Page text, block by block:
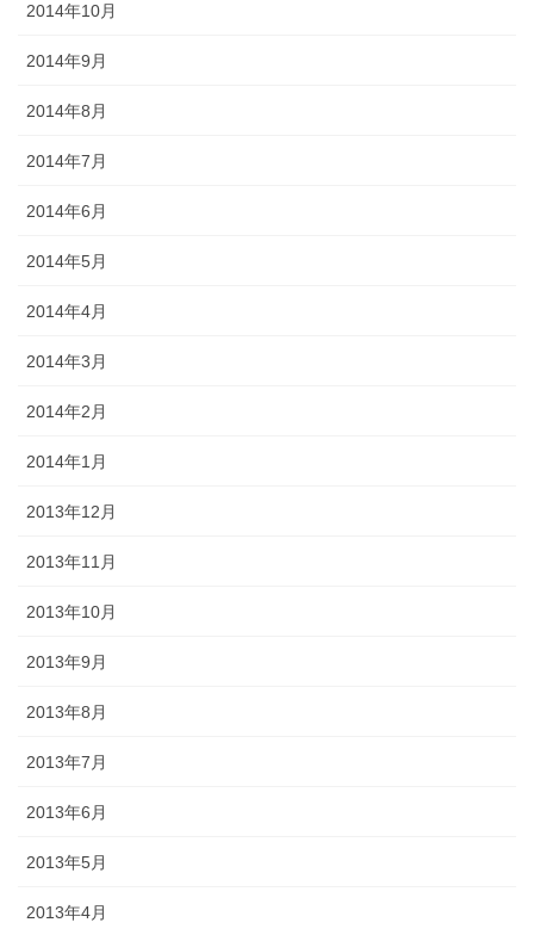
2014年10月
2014年9月
2014年8月
2014年7月
2014年6月
2014年5月
2014年4月
2014年3月
2014年2月
2014年1月
2013年12月
2013年11月
2013年10月
2013年9月
2013年8月
2013年7月
2013年6月
2013年5月
2013年4月